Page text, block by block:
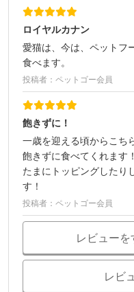
ロイヤルカナン
愛猫は、今は、ペットフ
食べます。
投稿者：ペットゴー会員
飽きずに！
一歳を迎える頃からこち
飽きずに食べてくれます！
たまにトッピングしたり
す！
投稿者：ペットゴー会員
レビューを
レビ